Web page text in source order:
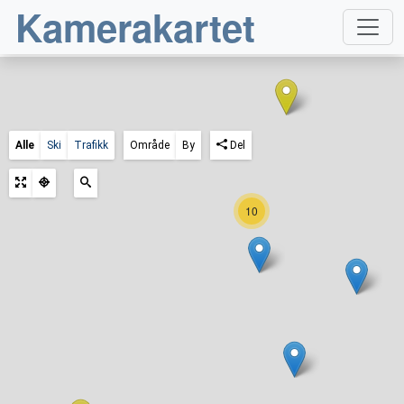
10
Kamerakartet
Alle Ski Trafikk Område By Del